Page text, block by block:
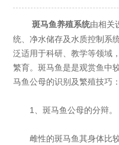
斑马鱼养殖系统由相关
统、净水储存及水质控制系
泛适用于科研、教学等领域
繁育。斑马鱼是是观赏鱼中
马鱼公母的识别及繁殖技巧：
1、斑马鱼公母的分辩。
雌性的斑马鱼其身体比较